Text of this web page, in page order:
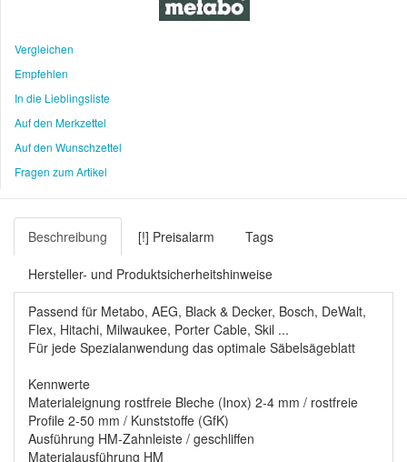
Vergleichen
Empfehlen
In die Lieblingsliste
Auf den Merkzettel
Auf den Wunschzettel
Fragen zum Artikel
Beschreibung [!] Preisalarm Tags
Hersteller- und Produktsicherheitshinweise
Passend für Metabo, AEG, Black & Decker, Bosch, DeWalt,
Flex, Hitachi, Milwaukee, Porter Cable, Skil ...
Für jede Spezialanwendung das optimale Säbelsägeblatt
Kennwerte
Materialeignung rostfreie Bleche (Inox) 2-4 mm / rostfreie
Profile 2-50 mm / Kunststoffe (GfK)
Ausführung HM-Zahnleiste / geschliffen
Materialausführung HM